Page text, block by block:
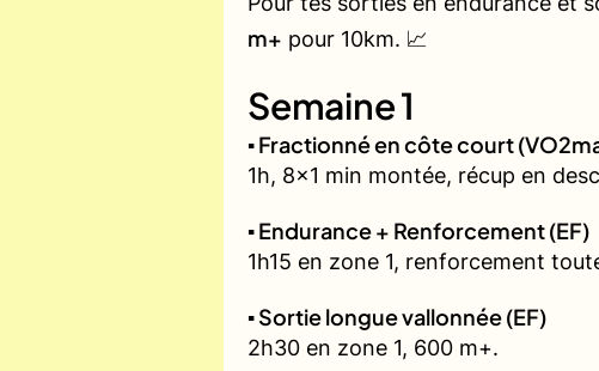
m+ pour 10km. 📈
Semaine 1
▪️ Fractionné en côte court
1h, 8x1 min montée, récup en
▪️ Endurance + Renforcement (EF)
1h15 en zone 1, renforcement
▪️ Sortie longue vallonnée (EF)
2h30 en zone 1, 600 m+.